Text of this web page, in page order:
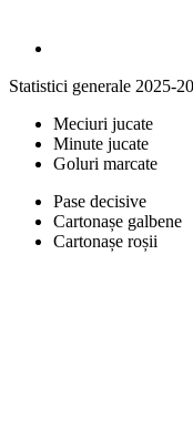
Statistici generale 2025-
Meciuri jucate
Minute jucate
Goluri marcate
Pase decisive
Cartonașe galbene
Cartonașe roșii